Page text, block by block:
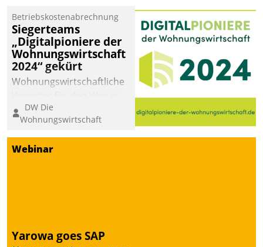
Betriebskostenabrechnung
Siegerteams
„Digitalpioniere der
Wohnungswirtschaft
2024“ gekürt
Wohnungswirtschaftliche
eine digitale Zukunft zu
finden, ist das Ziel des
Awards „Digitalpioniere
der
und PropTech.
DW Die
Wohnungswirtschaft
Webinar
Yarowa goes SAP